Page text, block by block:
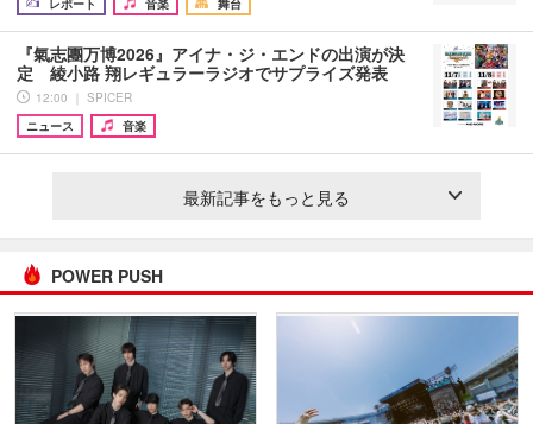
レポート
音楽 舞台
『氣志團万博2026』アイナ・ジ・エンドの出演が決
定 綾小路 翔レギュラーラジオでサプライズ発表
12:00 ｜ SPICER
ニュース
音楽
最新記事をもっと見る
POWER PUSH